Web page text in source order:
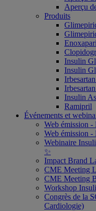
Aperçu
Produits
Insulin
Insulin
Insulin
Ramipril
Événements et
Web émission -
Web émission -
Webinaire
✨
Impact Brand
CME Meeting
CME Meeting
Workshop
Congrès de la
Cardiologie)